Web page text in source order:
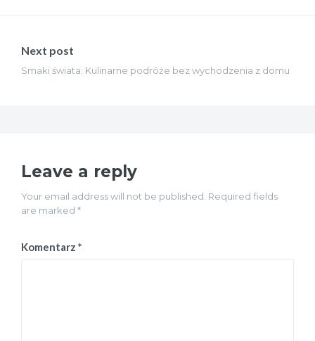
Next post
Smaki świata: Kulinarne podróże bez wychodzenia z domu
Leave a reply
Your email address will not be published. Required fields
are marked *
Komentarz *